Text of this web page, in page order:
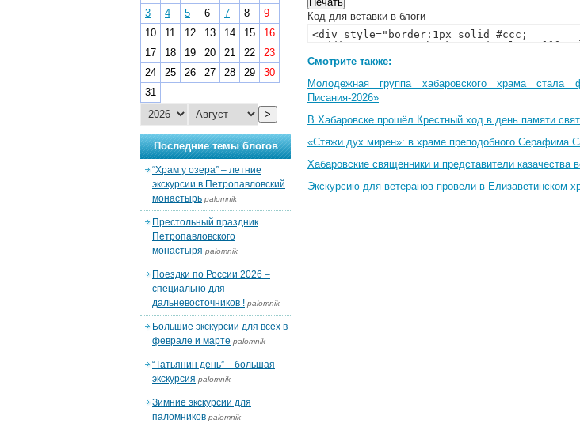
Код для вставки в блоги
Смотрите также:
Молодежная группа хабаровского храма стала
Писания-2026»
В Хабаровске прошёл Крестный ход в день памяти
«Стяжи дух мирен»: в храме преподобного Серафима
Хабаровские священники и представители казачества
Экскурсию для ветеранов провели в Елизаветинском
3
4 5 6 7 8
9
10
11 12 13 14 15
16
17
18 19 20 21 22
23
24
25 26 27 28 29
30
31
>
Последние темы блогов
“Храм у озера” – летние
экскурсии в Петропавловский
монастырь palomnik
Престольный праздник
Петропавловского
монастыря palomnik
Поездки по России 2026 –
специально для
дальневосточников ! palomnik
Большие экскурсии для всех в
феврале и марте palomnik
“Татьянин день” – большая
экскурсия palomnik
Зимние экскурсии для
паломников palomnik